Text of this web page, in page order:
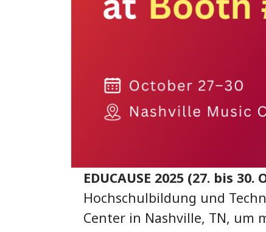
EDUCAUSE 2025 (27. bis
Hochschulbildung und
Center in Nashville, TN, um